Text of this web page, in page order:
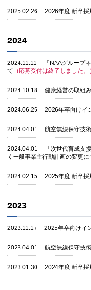
2025.02.26 2026年度 新卒採
2024
2024.11.11
「NAAグループ
て （応募受付は終了しました。）
2024.10.18 健康経営の取組
2024.06.25 2026年卒向けイ
2024.04.01 航空無線保守技
2024.04.01
「次世代育成支
く一般事業主行動計画の変更に
2024.02.15 2025年度 新卒採
2023
2023.11.17 2025年卒向けイ
2023.04.01 航空無線保守技
2023.01.30 2024年度 新卒採